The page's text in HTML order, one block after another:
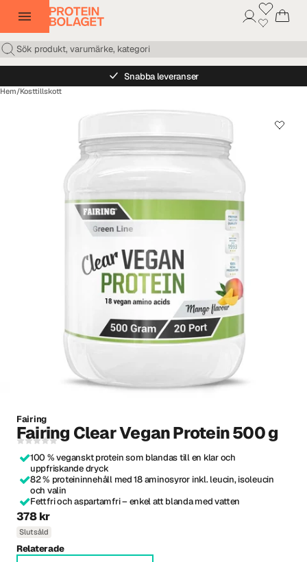
Snabba leveranser
Hem/Kosttillskott
Fairing
Fairing Clear Vegan Protein 500 g
100 % veganskt protein som blandas till en klar och
uppfriskande dryck
82 % proteininnehåll med 18 aminosyror inkl. leucin, isoleucin
och valin
Fettfri och aspartamfri – enkel att blanda med vatten
378 kr
Slutsåld
Relaterade